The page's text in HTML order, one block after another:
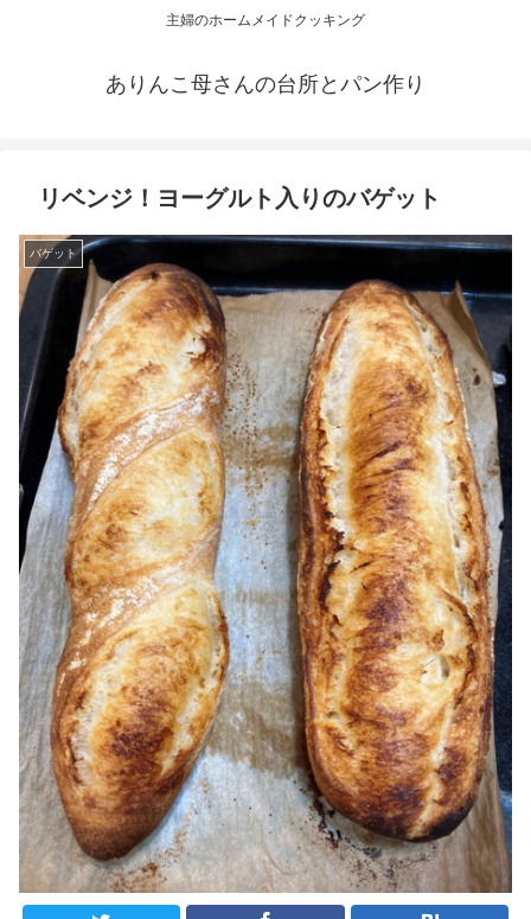
主婦のホームメイドクッキング
ありんこ母さんの台所とパン作り
リベンジ！ヨーグルト入りのバゲット
バゲット